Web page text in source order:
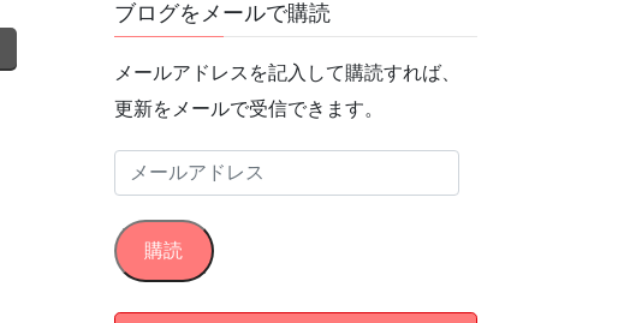
ブログをメールで購読
メールアドレスを記入して購読すれば、
更新をメールで受信できます。
ー
ル
ア
ド
購読